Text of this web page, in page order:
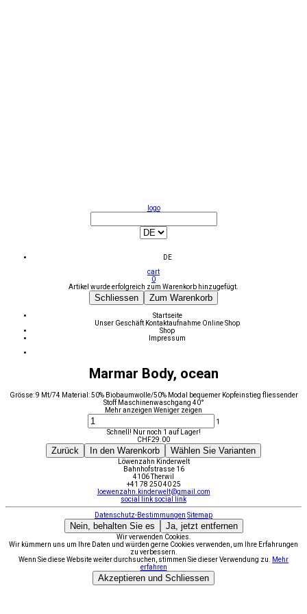
logo
DE
cart
0
Artikel wurde erfolgreich zum Warenkorb hinzugefügt.
Schliessen Zum Warenkorb
Startseite
Unser Geschäft Kontaktaufnahme Online Shop
Shop
Impressum
Marmar Body, ocean
Grösse: 9 Mt/74 Material: 50% Biobaumwolle/50% Modal bequemer Kopfeinstieg fliessender
Stoff Maschinenwaschgang 40°
Mehr anzeigen Weniger zeigen
1
Schnell! Nur noch 1 auf Lager!
CHF29.00
Zurück In den Warenkorb Wählen Sie Varianten
Löwenzahn Kinderwelt
Bahnhofstrasse 16
4106 Therwil
+41 78 250 40 25
loewenzahn.kinderwelt@gmail.com
social link social link
Datenschutz-Bestimmungen Sitemap
Nein, behalten Sie es Ja, jetzt entfernen
Wir verwenden Cookies.
Wir kümmern uns um Ihre Daten und würden gerne Cookies verwenden, um Ihre Erfahrungen
zu verbessern.
Wenn Sie diese Website weiter durchsuchen, stimmen Sie dieser Verwendung zu.
Mehr
erfahren
Akzeptieren und Schliessen